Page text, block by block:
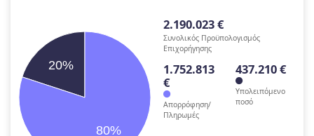
20%
80%
2.190.023 €
Συνολικός Προϋπολογισμός
Επιχορήγησης
1.752.813
€
Απορρόφηση/
Πληρωμές
437.210 €
Υπολειπόμενο
ποσό